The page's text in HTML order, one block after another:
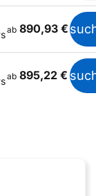
ab 890,93 €
ab 895,22 €